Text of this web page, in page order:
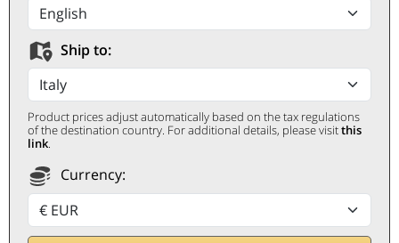
Ship to:
Product prices adjust automatically based on the tax regulations
of the destination country. For additional details, please visitthis
link.
Currency:
Derthona Timorasso
2024 La Spinetta
LA SPINETTA
0,75 ℓ